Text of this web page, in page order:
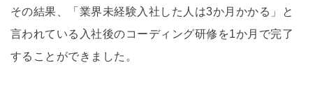
その結果、「業界未経験入社した人は3か月かかる」と
言われている入社後のコーディング研修を1か月で完了
することができました。